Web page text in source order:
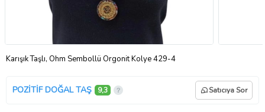
Karışık Taşlı, Ohm Sembollü Orgonit Kolye 429-4
POZİTİF DOĞAL TAŞ 9,3 Satıcıya Sor